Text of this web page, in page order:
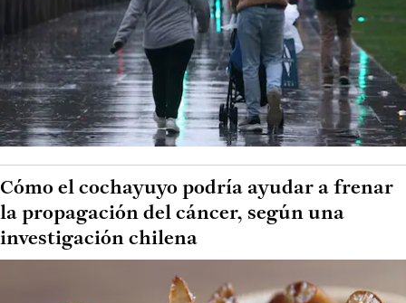
Cómo el cochayuyo podría ayudar a frenar
la propagación del cáncer, según una
investigación chilena